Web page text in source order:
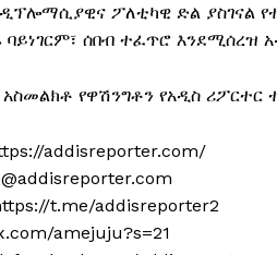
ፖለቲካዊ ድል ያስገናል
ባይነገርም፣ ሰበብ ተፈጥሮ እንደሚሰረዝ
አስመልክቶ የዋሽንግቶን የአዲስ ሪፖርተር
addisreporter.com/
t.me/addisreporter2
amejuju?s=21